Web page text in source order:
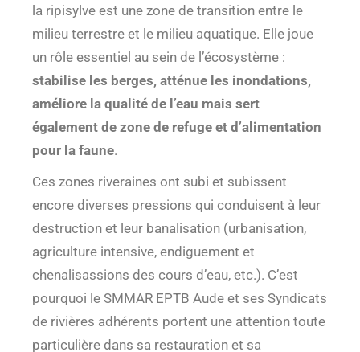
la ripisylve est une zone de transition entre le
milieu terrestre et le milieu aquatique. Elle joue
un rôle essentiel au sein de l’écosystème :
stabilise les berges, atténue les inondations,
améliore la qualité de l’eau mais sert
également de zone de refuge et d’alimentation
pour la faune.
Ces zones riveraines ont subi et subissent
encore diverses pressions qui conduisent à leur
destruction et leur banalisation (urbanisation,
agriculture intensive, endiguement et
chenalisassions des cours d’eau, etc.). C’est
pourquoi le SMMAR EPTB Aude et ses Syndicats
de rivières adhérents portent une attention toute
particulière dans sa restauration et sa